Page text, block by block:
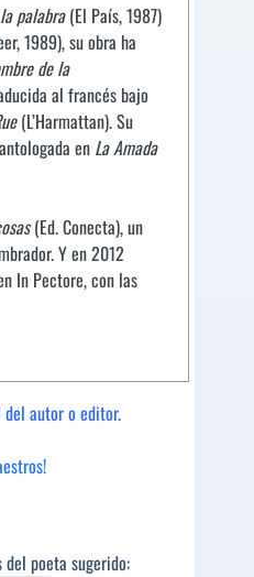
palabra(El País, 1987)
1989), su obra ha
de la
al francés bajo
(L’Harmattan). Su
en La Amada
(Ed. Conecta), un
Y en 2012
In Pectore, con las
autor o editor.
del poeta sugerido: